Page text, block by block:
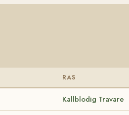
RAS
Kallblodig Travare